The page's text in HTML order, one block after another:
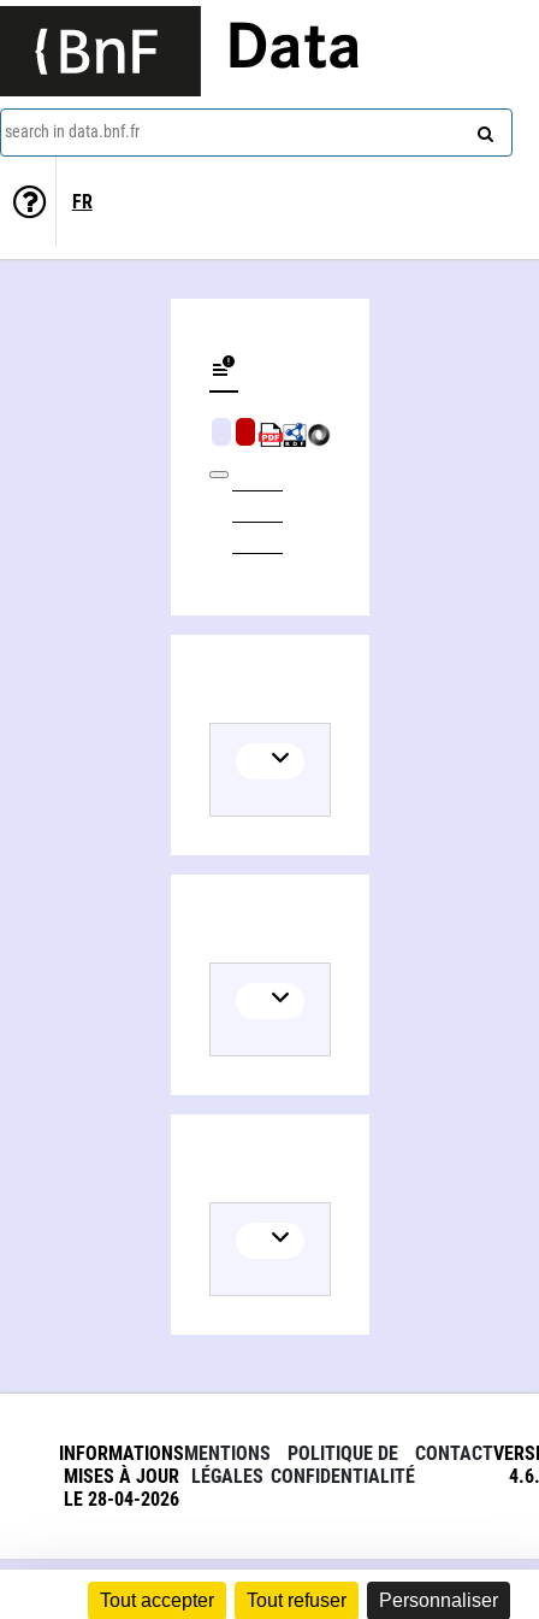
Tout accepter Tout refuser Personnaliser
Data
search in data.bnf.fr
FR
INFORMATIONS
MISES À JOUR
LE 28-04-2026
MENTIONS
LÉGALES
POLITIQUE DE
CONFIDENTIALITÉ
CONTACT